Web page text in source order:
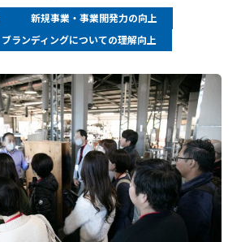
新規事業・事業開発力の向上
ブランディングについての理解向上